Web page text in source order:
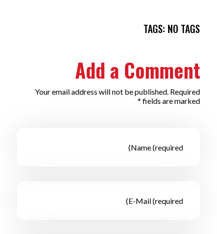
TAGS: NO TAGS
Add a Comment
Your email address will not be published. Required
fields are marked *